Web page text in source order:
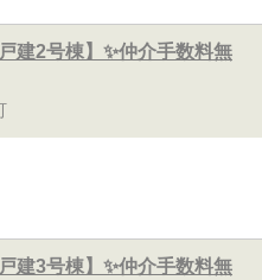
建2号棟】✨️仲介手数料無
建3号棟】✨️仲介手数料無